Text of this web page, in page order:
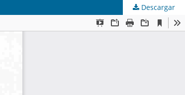
Descargar